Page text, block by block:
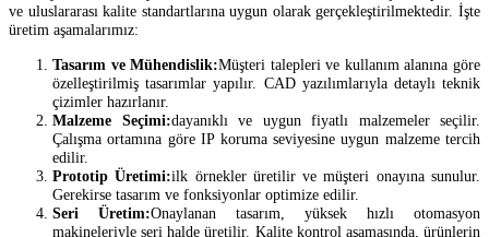
ve uluslararası kalite standartlarına uygun olarak gerçekleştirilmektedir. İşte
üretim aşamalarımız:
Tasarım ve Mühendislik:Müşteri talepleri ve kullanım alanına göre
özelleştirilmiş tasarımlar yapılır. CAD yazılımlarıyla detaylı teknik
çizimler hazırlanır.
Malzeme Seçimi:dayanıklı ve uygun fiyatlı malzemeler seçilir.
Çalışma ortamına göre IP koruma seviyesine uygun malzeme tercih
edilir.
Prototip Üretimi:ilk örnekler üretilir ve müşteri onayına sunulur.
Gerekirse tasarım ve fonksiyonlar optimize edilir.
Seri Üretim:Onaylanan tasarım, yüksek hızlı otomasyon
makineleriyle seri halde üretilir. Kalite kontrol aşamasında, ürünlerin